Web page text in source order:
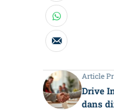
Article
Drive
dans